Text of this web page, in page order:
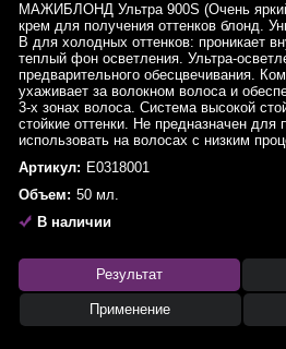
МАЖИБЛОНД Ультра 900S (Очень яркий
крем для получения оттенков блонд.
B для холодных оттенков: проникает
теплый фон осветления. Ультра-
предварительного обесцвечивания.
ухаживает за волокном волоса и
3-х зонах волоса. Система высокой
стойкие оттенки. Не предназначен
использовать на волосах с низким
Артикул: E0318001
Объем: 50 мл.
В наличии
Результат
Применение